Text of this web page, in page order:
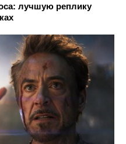
лучшую реплику